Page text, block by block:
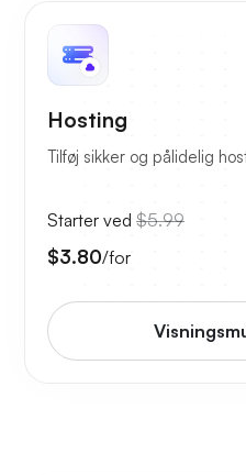
Hosting
Tilføj sikker og pålidelig
Starter ved $5.99
$3.80/for